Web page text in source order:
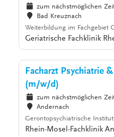
zum nächstmöglichen
Bad Kreuznach
Weiterbildung im Fachgebiet
Geriatrische Fachklinik
Facharzt Psychiatrie
(m/w/d)
zum nächstmöglichen
Andernach
Gerontopsychiatrische
Rhein-Mosel-Fachklinik